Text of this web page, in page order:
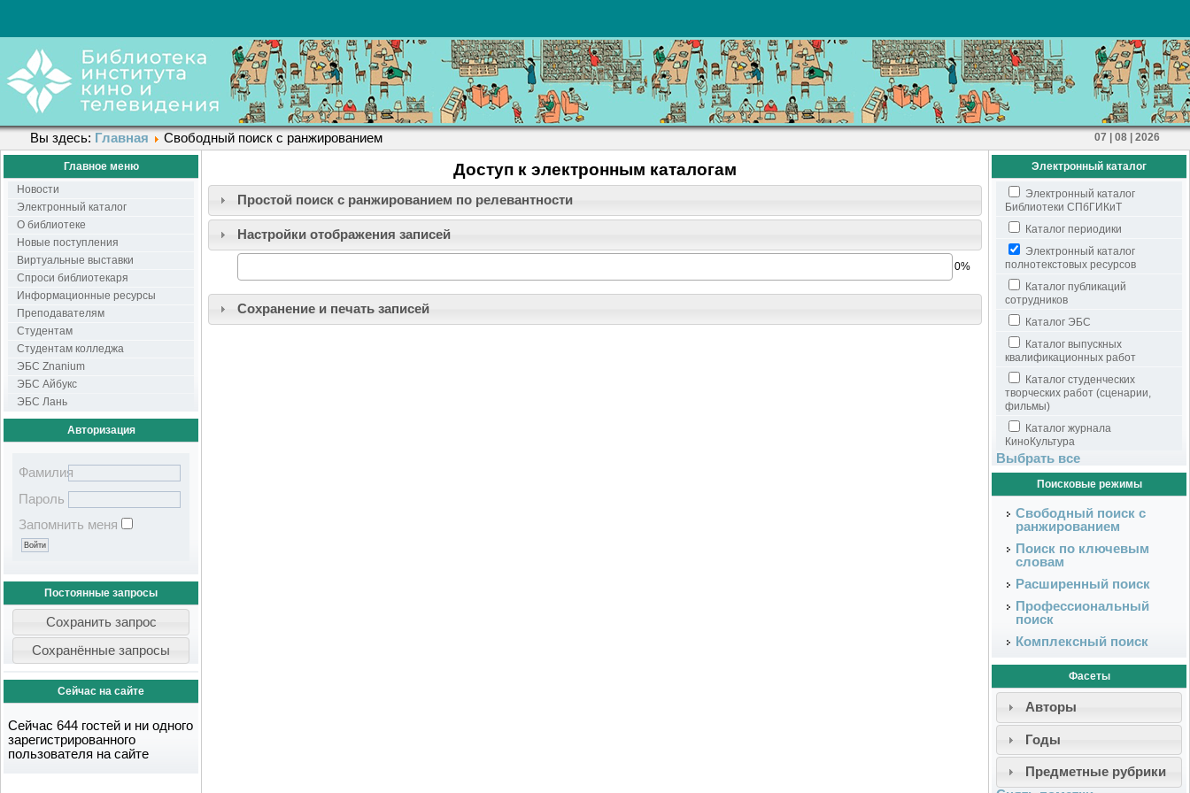
Вы здесь: Главная Свободный поиск с ранжированием 07 | 08 | 2026
Главное меню
Новости
Электронный каталог
О библиотеке
Новые поступления
Виртуальные выставки
Спроси библиотекаря
Информационные ресурсы
Преподавателям
Студентам
Студентам колледжа
ЭБС Znanium
ЭБС Айбукс
ЭБС Лань
Авторизация
Фамилия
Пароль
Запомнить меня
Постоянные запросы
Сейчас на сайте
Сейчас 644 гостей и ни одного
зарегистрированного
пользователя на сайте
Доступ к электронным каталогам
Простой поиск c ранжированием по релевантности
Настройки отображения записей
0%
Сохранение и печать записей
Электронный каталог
Электронный каталог
Библиотеки СПбГИКиТ
Каталог периодики
Электронный каталог
полнотекстовых ресурсов
Каталог публикаций
сотрудников
Каталог ЭБС
Каталог выпускных
квалификационных работ
Каталог студенческих
творческих работ (сценарии,
фильмы)
Каталог журнала
КиноКультура
Выбрать все
Поисковые режимы
Свободный поиск с
ранжированием
Поиск по ключевым
словам
Расширенный поиск
Профессиональный
поиск
Комплексный поиск
Фасеты
Авторы
Годы
Предметные рубрики